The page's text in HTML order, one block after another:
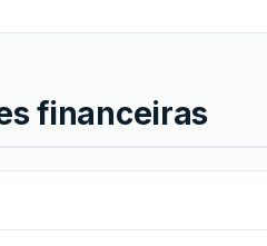
financeiras